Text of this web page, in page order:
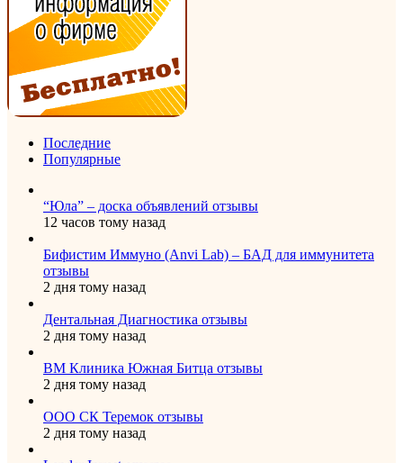
Последние
Популярные
“Юла” – доска объявлений отзывы
12 часов тому назад
Бифистим Иммуно (Anvi Lab) – БАД для иммунитета
отзывы
2 дня тому назад
Дентальная Диагностика отзывы
2 дня тому назад
ВМ Клиника Южная Битца отзывы
2 дня тому назад
ООО СК Теремок отзывы
2 дня тому назад